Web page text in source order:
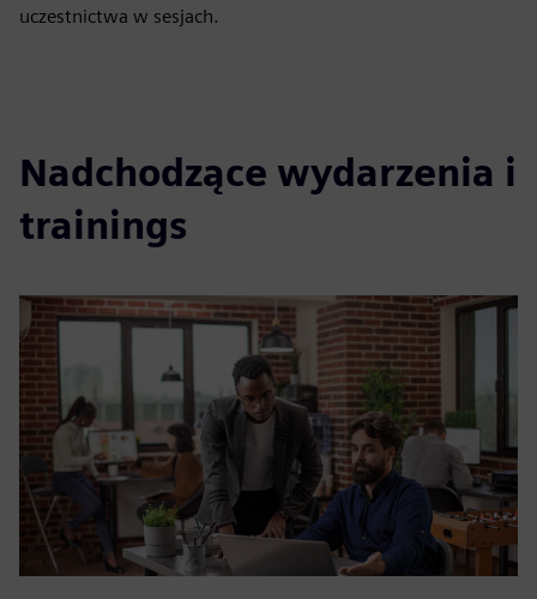
uczestnictwa w sesjach.
Nadchodzące wydarzenia i
trainings